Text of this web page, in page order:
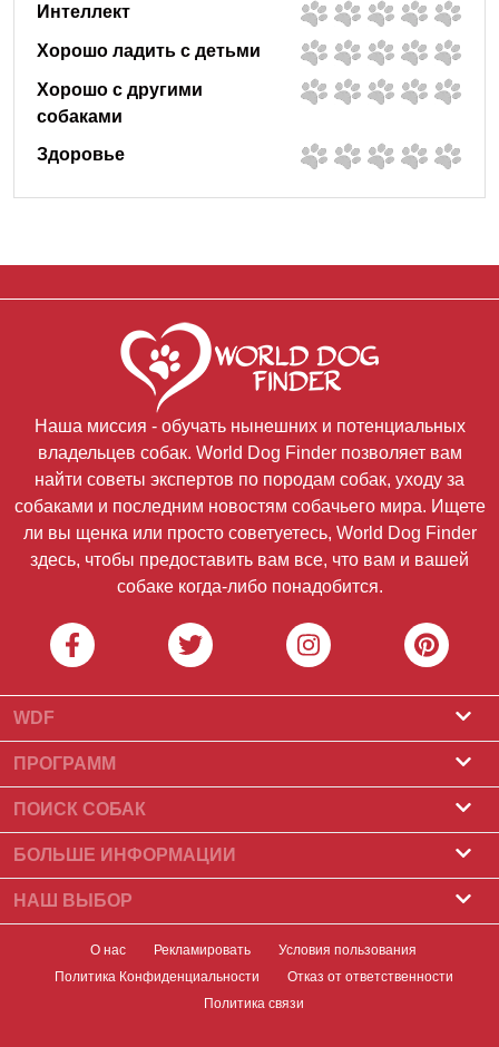
Интеллект
Хорошо ладить с детьми
Хорошо с другими
собаками
Здоровье
Наша миссия - обучать нынешних и потенциальных
владельцев собак. World Dog Finder позволяет вам
найти советы экспертов по породам собак, уходу за
собаками и последним новостям собачьего мира. Ищете
ли вы щенка или просто советуетесь, World Dog Finder
здесь, чтобы предоставить вам все, что вам и вашей
собаке когда-либо понадобится.
WDF
О нас
Что такое World Dog Finder
Какие ассоциации мы принимаем?
Контакт
Наши партнеры
Новостная рассылка
баннеров
ПРОГРАММ
Программа заводчиков
Программа для грумеров
ПОИСК СОБАК
Питомники
Купить собаку
Найти помет
Принять собаку
БОЛЬШЕ ИНФОРМАЦИИ
Породы собак
Лучшие рассказы
НАШ ВЫБОР
О нас Рекламировать
Условия пользования
Политика Конфиденциальности
Отказ от ответственности
Политика связи